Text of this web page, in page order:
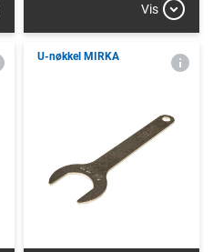
Vis
U-nøkkel MIRKA